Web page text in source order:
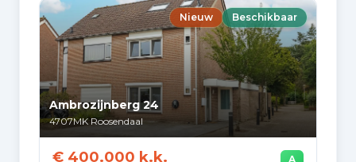
Nederland
45.380
Buiten Europa
13.685
Nieuw Beschikbaar
Ambrozijnberg 24
4707MK Roosendaal
€ 400.000 k.k. A